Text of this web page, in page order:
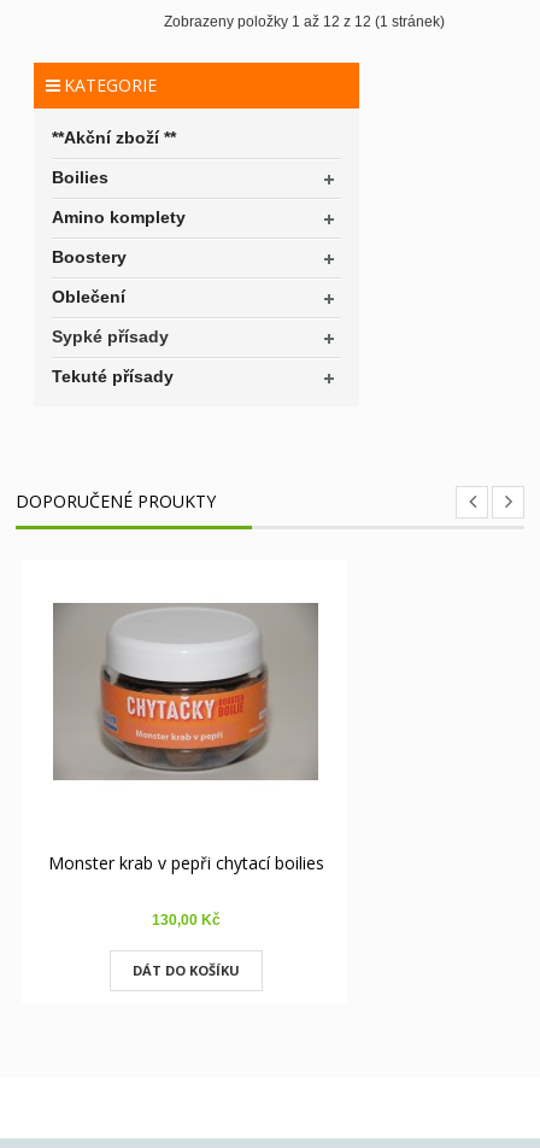
Zobrazeny položky 1 až 12 z 12 (1 stránek)
KATEGORIE
**Akční zboží **
Boilies
Amino komplety
Boostery
Oblečení
Sypké přísady
Tekuté přísady
DOPORUČENÉ PROUKTY
Monster krab v pepři chytací boilies
130,00 Kč
DÁT DO KOŠÍKU